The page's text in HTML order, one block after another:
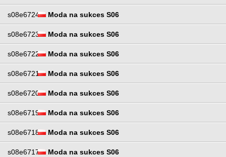
s08e6724 Moda na sukces S06
s08e6723 Moda na sukces S06
s08e6722 Moda na sukces S06
s08e6721 Moda na sukces S06
s08e6720 Moda na sukces S06
s08e6719 Moda na sukces S06
s08e6718 Moda na sukces S06
s08e6717 Moda na sukces S06